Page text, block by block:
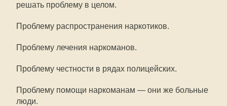
решать проблему в целом.
Проблему распространения наркотиков.
Проблему лечения наркоманов.
Проблему честности в рядах полицейских.
Проблему помощи наркоманам — они же больные
люди.